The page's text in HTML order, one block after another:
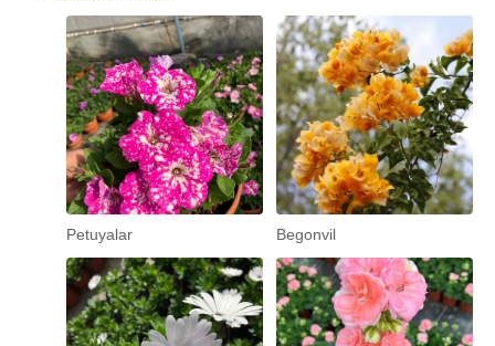
Petuyalar Begonvil